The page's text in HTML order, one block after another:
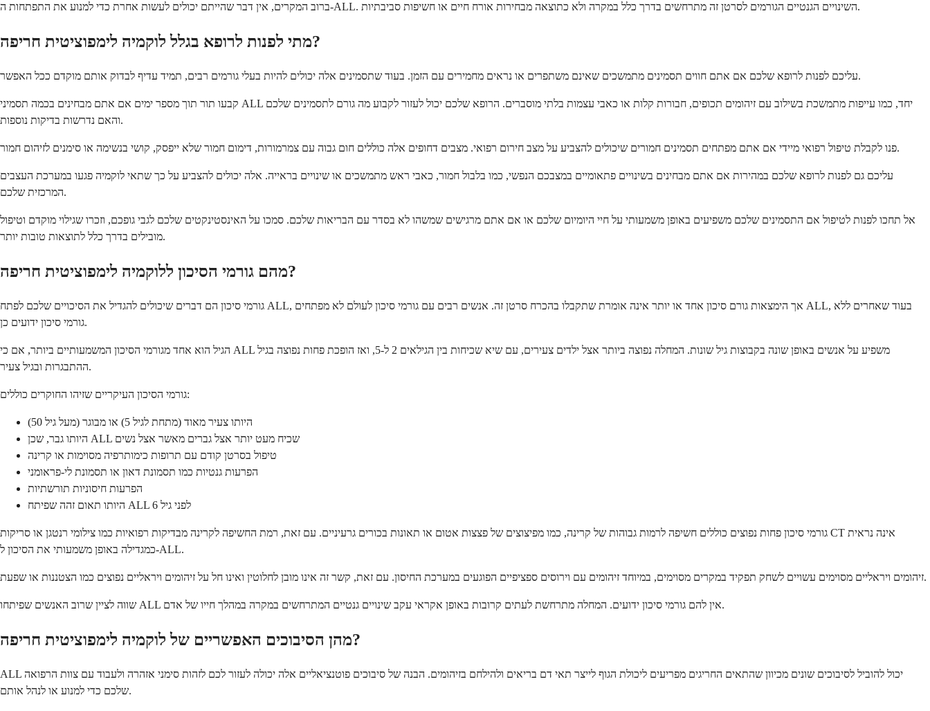
ברוב המקרים, אין דבר שהייתם יכולים לעשות אחרת כדי למנוע את התפתחות ה-ALL. השינויים הגנטיים הגורמים לסרטן זה מתרחשים בדרך כלל במקרה ולא כתוצאה מבחירות אורח חיים או חשיפות סביבתיות.
מתי לפנות לרופא בגלל לוקמיה לימפוציטית חריפה?
עליכם לפנות לרופא שלכם אם אתם חווים תסמינים מתמשכים שאינם משתפרים או נראים מחמירים עם הזמן. בעוד שתסמינים אלה יכולים להיות בעלי גורמים רבים, תמיד עדיף לבדוק אותם מוקדם ככל האפשר.
קבעו תור תוך מספר ימים אם אתם מבחינים בכמה תסמיני ALL יחד, כמו עייפות מתמשכת בשילוב עם זיהומים תכופים, חבורות קלות או כאבי עצמות בלתי מוסברים. הרופא שלכם יכול לעזור לקבוע מה גורם לתסמינים שלכם
והאם נדרשות בדיקות נוספות.
פנו לקבלת טיפול רפואי מיידי אם אתם מפתחים תסמינים חמורים שיכולים להצביע על מצב חירום רפואי. מצבים דחופים אלה כוללים חום גבוה עם צמרמורות, דימום חמור שלא ייפסק, קושי בנשימה או סימנים לזיהום חמור.
עליכם גם לפנות לרופא שלכם במהירות אם אתם מבחינים בשינויים פתאומיים במצבכם הנפשי, כמו בלבול חמור, כאבי ראש מתמשכים או שינויים בראייה. אלה יכולים להצביע על כך שתאי לוקמיה פגעו במערכת העצבים
המרכזית שלכם.
אל תחכו לפנות לטיפול אם התסמינים שלכם משפיעים באופן משמעותי על חיי היומיום שלכם או אם אתם מרגישים שמשהו לא בסדר עם הבריאות שלכם. סמכו על האינסטינקטים שלכם לגבי גופכם, וזכרו שגילוי מוקדם וטיפול
מובילים בדרך כלל לתוצאות טובות יותר.
מהם גורמי הסיכון ללוקמיה לימפוציטית חריפה?
גורמי סיכון הם דברים שיכולים להגדיל את הסיכויים שלכם לפתח ALL, אך הימצאות גורם סיכון אחד או יותר אינה אומרת שתקבלו בהכרח סרטן זה. אנשים רבים עם גורמי סיכון לעולם לא מפתחים ALL, בעוד שאחרים ללא
גורמי סיכון ידועים כן.
הגיל הוא אחד מגורמי הסיכון המשמעותיים ביותר, אם כי ALL משפיע על אנשים באופן שונה בקבוצות גיל שונות. המחלה נפוצה ביותר אצל ילדים צעירים, עם שיא שכיחות בין הגילאים 2 ל-5, ואז הופכת פחות נפוצה בגיל
ההתבגרות ובגיל צעיר.
גורמי הסיכון העיקריים שזיהו החוקרים כוללים:
היותו צעיר מאוד (מתחת לגיל 5) או מבוגר (מעל גיל 50)
היותו גבר, שכן ALL שכיח מעט יותר אצל גברים מאשר אצל נשים
טיפול בסרטן קודם עם תרופות כימותרפיה מסוימות או קרינה
הפרעות גנטיות כמו תסמונת דאון או תסמונת לי-פראומני
הפרעות חיסוניות תורשתיות
היותו תאום זהה שפיתח ALL לפני גיל 6
גורמי סיכון פחות נפוצים כוללים חשיפה לרמות גבוהות של קרינה, כמו מפיצוצים של פצצות אטום או תאונות בכורים גרעיניים. עם זאת, רמת החשיפה לקרינה מבדיקות רפואיות כמו צילומי רנטגן או סריקות CT אינה נראית
כמגדילה באופן משמעותי את הסיכון ל-ALL.
זיהומים ויראליים מסוימים עשויים לשחק תפקיד במקרים מסוימים, במיוחד זיהומים עם וירוסים ספציפיים הפוגעים במערכת החיסון. עם זאת, קשר זה אינו מובן לחלוטין ואינו חל על זיהומים ויראליים נפוצים כמו הצטננות או שפעת.
שווה לציין שרוב האנשים שפיתחו ALL אין להם גורמי סיכון ידועים. המחלה מתרחשת לעתים קרובות באופן אקראי עקב שינויים גנטיים המתרחשים במקרה במהלך חייו של אדם.
מהן הסיבוכים האפשריים של לוקמיה לימפוציטית חריפה?
ALL יכול להוביל לסיבוכים שונים מכיוון שהתאים החריגים מפריעים ליכולת הגוף לייצר תאי דם בריאים ולהילחם בזיהומים. הבנה של סיבוכים פוטנציאליים אלה יכולה לעזור לכם לזהות סימני אזהרה ולעבוד עם צוות הרפואה
שלכם כדי למנוע או לנהל אותם.